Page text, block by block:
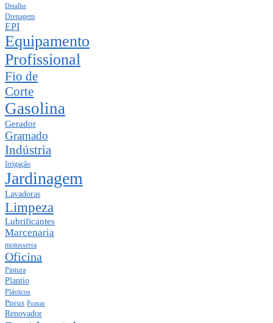
Detalhe
Drenagem
EPI
Equipamento
Profissional
Fio de
Corte
Gasolina
Gerador
Gramado
Indústria
Irrigação
Jardinagem
Lavadoras
Limpeza
Lubrificantes
Marcenaria
motosserra
Oficina
Pintura
Plantio
Plásticos
Pneus Pomar
Renovador